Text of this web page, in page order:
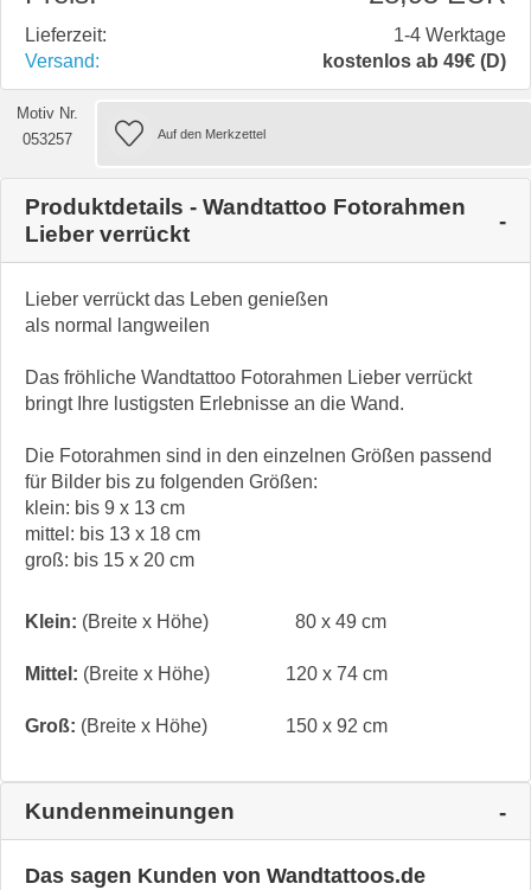
Lieferzeit:
1-4 Werktage
Versand:
kostenlos ab 49€ (D)
Motiv Nr.
053257
Produktdetails - Wandtattoo Fotorahmen
Lieber verrückt
Lieber verrückt das Leben genießen
als normal langweilen
Das fröhliche Wandtattoo Fotorahmen Lieber verrückt
bringt Ihre lustigsten Erlebnisse an die Wand.
Die Fotorahmen sind in den einzelnen Größen passend
für Bilder bis zu folgenden Größen:
klein: bis 9 x 13 cm
mittel: bis 13 x 18 cm
groß: bis 15 x 20 cm
Klein: (Breite x Höhe) 80 x 49 cm
Mittel: (Breite x Höhe) 120 x 74 cm
Groß: (Breite x Höhe) 150 x 92 cm
Kundenmeinungen
Das sagen Kunden von Wandtattoos.de